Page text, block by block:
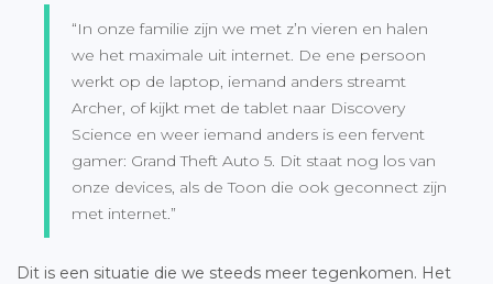
“In onze familie zijn we met z’n vieren en halen
we het maximale uit internet. De ene persoon
werkt op de laptop, iemand anders streamt
Archer, of kijkt met de tablet naar Discovery
Science en weer iemand anders is een fervent
gamer: Grand Theft Auto 5. Dit staat nog los van
onze devices, als de Toon die ook geconnect zijn
met internet.”
Dit is een situatie die we steeds meer tegenkomen. Het